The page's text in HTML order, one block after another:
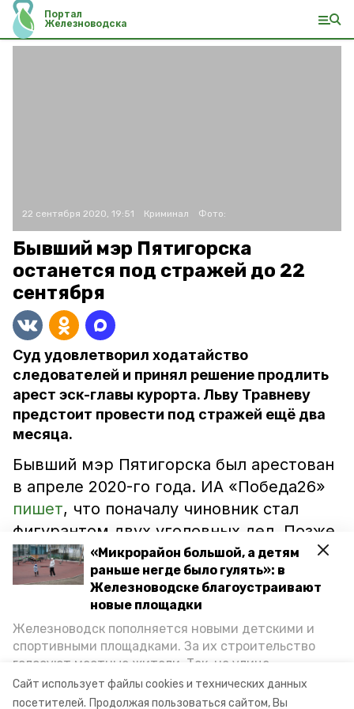
Сайт использует файлы cookies и технических данных
посетителей. Продолжая пользоваться сайтом, Вы
«Микрорайон большой, а детям
раньше негде было гулять»: в
Железноводске благоустраивают
новые площадки
Железноводск пополняется новыми детскими и
спортивными площадками. За их строительство
голосуют местные жители. Так, на улице
Октябрьской уже появилось современное
пространство для отдыха, а в Иноземцеве
Портал
Железноводска
22 сентября 2020, 19:51 Криминал Фото:
Бывший мэр Пятигорска
останется под стражей до 22
сентября
Суд удовлетворил ходатайство
следователей и принял решение продлить
арест эск-главы курорта. Льву Травневу
предстоит провести под стражей ещё два
месяца.
Бывший мэр Пятигорска был арестован
в апреле 2020-го года. ИА «Победа26»
пишет, что поначалу чиновник стал
фигурантом двух уголовных дел. Позже
Травнева заподозрили ещё и в
нарушении законодательства в сфере
охраны природы.
Экс-чиновник останется в изоляторе до
22 декабря.